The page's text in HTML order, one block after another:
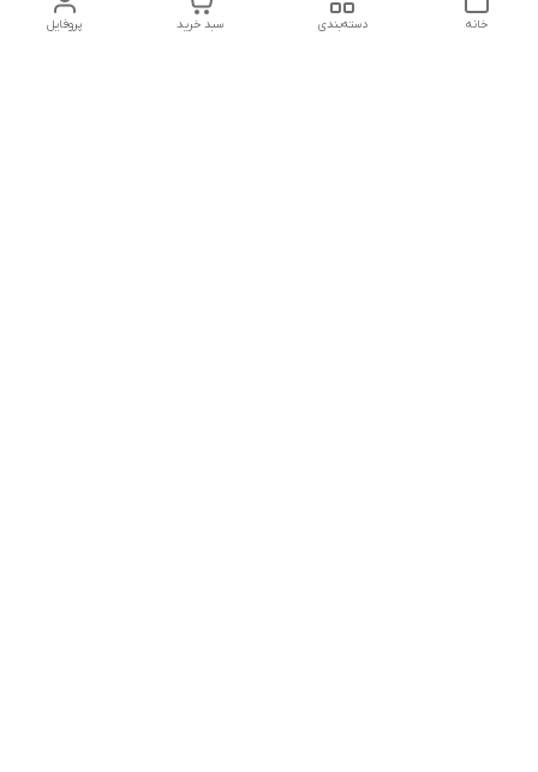
پروفایل سبد خرید دسته‌بندی خانه